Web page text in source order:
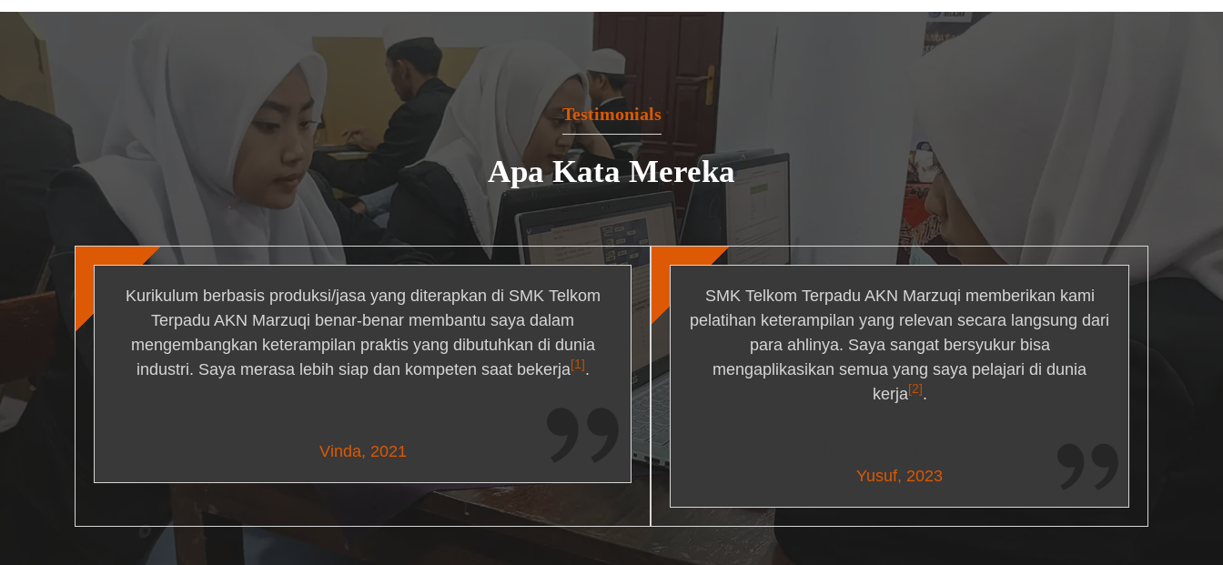
Testimonials
Apa Kata Mereka
Kurikulum berbasis produksi/jasa yang diterapkan di SMK Telkom
Terpadu AKN Marzuqi benar-benar membantu saya dalam
mengembangkan keterampilan praktis yang dibutuhkan di dunia
industri. Saya merasa lebih siap dan kompeten saat bekerja[1].
Vinda, 2021
SMK Telkom Terpadu AKN Marzuqi memberikan kami
pelatihan keterampilan yang relevan secara langsung dari
para ahlinya. Saya sangat bersyukur bisa
mengaplikasikan semua yang saya pelajari di dunia
kerja[2].
Yusuf, 2023